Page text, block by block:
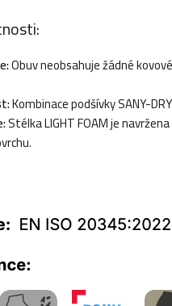
Obuv neobsahuje žádné
Kombinace podšívky SANY-
Stélka LIGHT FOAM je